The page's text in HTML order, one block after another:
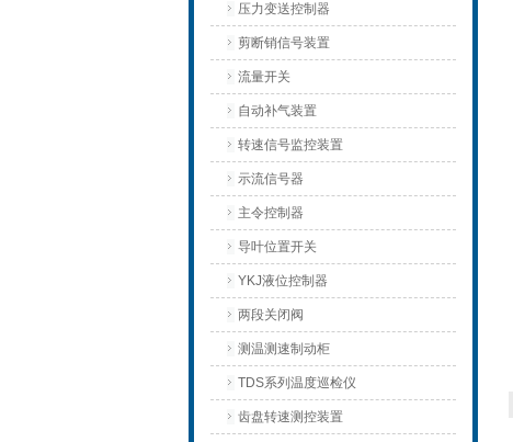
压力变送控制器
剪断销信号装置
流量开关
自动补气装置
转速信号监控装置
示流信号器
主令控制器
导叶位置开关
YKJ液位控制器
两段关闭阀
测温测速制动柜
TDS系列温度巡检仪
齿盘转速测控装置